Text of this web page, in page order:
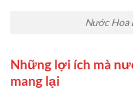
Nước Hoa
Những lợi ích mà
mang lại